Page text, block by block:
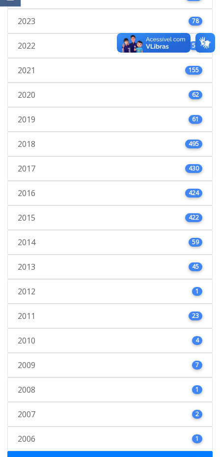
2023 78
2022 53
2021 155
2020 62
2019 61
2018 495
2017 430
2016 424
2015 422
2014 59
2013 45
2012 1
2011 23
2010 4
2009 7
2008 1
2007 2
2006 1